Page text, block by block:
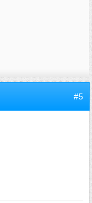
#5